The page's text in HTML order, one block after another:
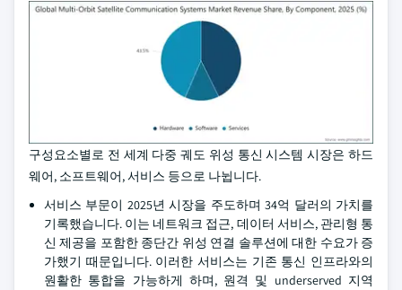
구성요소별로 전 세계 다중 궤도 위성 통신 시스템 시장은 하드
웨어, 소프트웨어, 서비스 등으로 나뉩니다.
서비스 부문이 2025년 시장을 주도하며 34억 달러의 가치를
기록했습니다. 이는 네트워크 접근, 데이터 서비스, 관리형 통
신 제공을 포함한 종단간 위성 연결 솔루션에 대한 수요가 증
가했기 때문입니다. 이러한 서비스는 기존 통신 인프라와의
원활한 통합을 가능하게 하며, 원격 및 underserved 지역